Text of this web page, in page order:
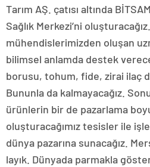
Tarım AŞ. çatısı altında
Sağlık Merkezi’ni
mühendislerimizden oluşan
bilimsel anlamda destek
borusu, tohum, fide, zirai ilaç
Bununla da kalmayacağız.
ürünlerin bir de pazarlama
oluşturacağımız tesisler ile
dünya pazarına sunacağız.
layık. Dünyada parmakla